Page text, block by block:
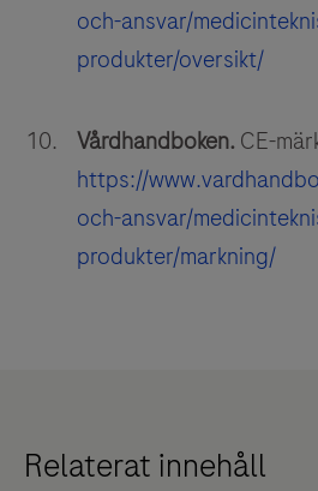
och-ansvar/
produkter/oversikt/
Vårdhandboken. CE-
https://
och-ansvar/
produkter/markning/
Relaterat innehåll